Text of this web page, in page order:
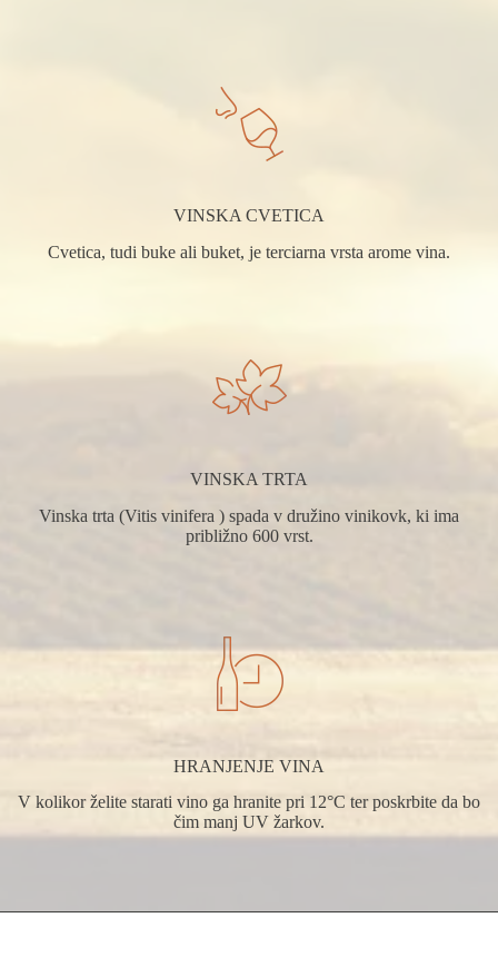
VINSKA CVETICA
Cvetica, tudi buke ali buket, je terciarna vrsta arome vina.
VINSKA TRTA
Vinska trta (Vitis vinifera ) spada v družino vinikovk, ki ima
približno 600 vrst.
HRANJENJE VINA
V kolikor želite starati vino ga hranite pri 12°C ter poskrbite da bo
čim manj UV žarkov.